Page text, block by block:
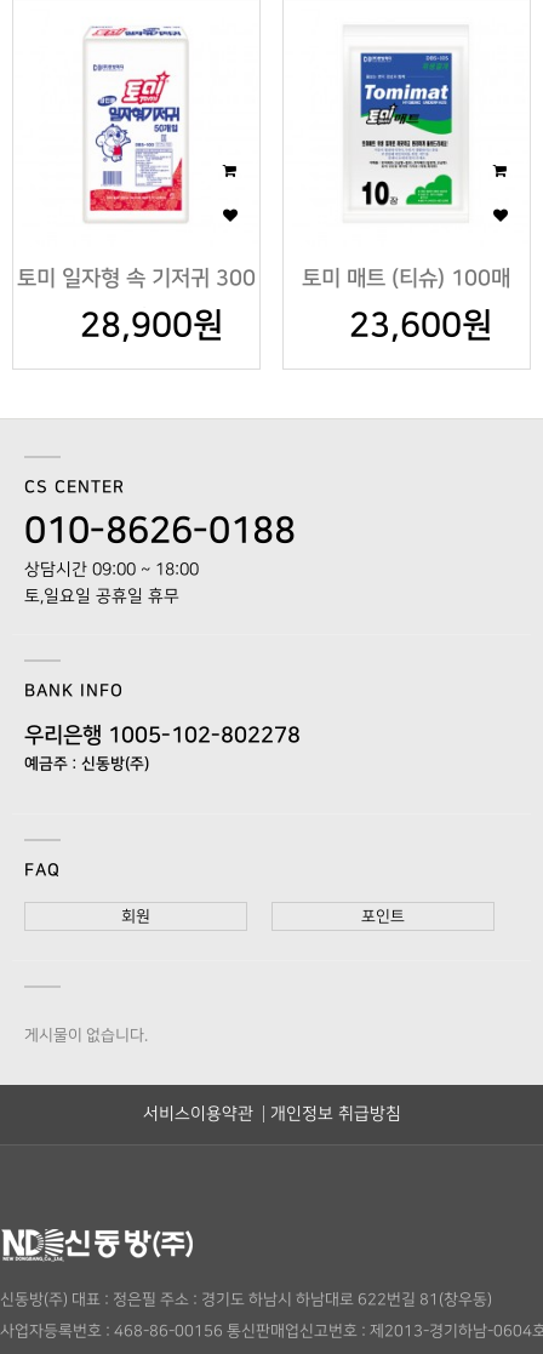
토미 일자형 속 기저귀 300
매
28,900원
토미 매트 (티슈) 100매
23,600원
CS CENTER
010-8626-0188
상담시간 09:00 ~ 18:00
토,일요일 공휴일 휴무
BANK INFO
우리은행 1005-102-802278
예금주 : 신동방(주)
FAQ
회원 포인트
게시물이 없습니다.
서비스이용약관 개인정보 취급방침
신동방(주) 대표 : 정은필 주소 : 경기도 하남시 하남대로 622번길 81(창우동)
사업자등록번호 : 468-86-00156 통신판매업신고번호 : 제2013-경기하남-0604